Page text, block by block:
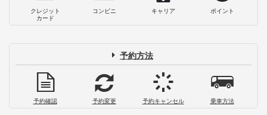
クレジット
カード
コンビニ キャリア ポイント
予約方法
予約確認 予約変更 予約キャンセル 乗車方法